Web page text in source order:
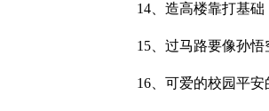
14、造高楼靠打基础，
15、过马路要像孙悟
16、可爱的校园平安